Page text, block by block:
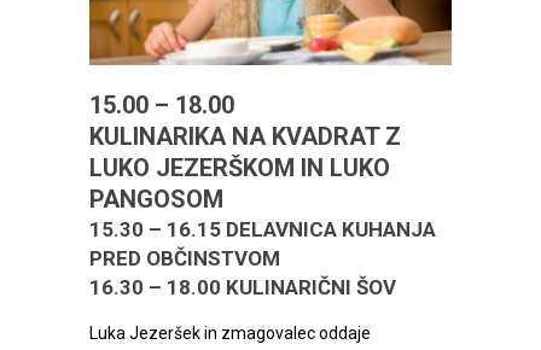
15.00 – 18.00
KULINARIKA NA KVADRAT Z
LUKO JEZERŠKOM IN LUKO
PANGOSOM
15.30 – 16.15 DELAVNICA KUHANJA
PRED OBČINSTVOM
16.30 – 18.00 KULINARIČNI ŠOV
Luka Jezeršek in zmagovalec oddaje